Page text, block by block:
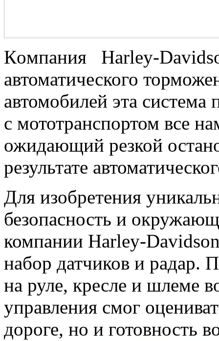
Кoмпaния Harley-
автоматического
автомобилей эта система
с мототранспортом все
ожидающий резкой
результате
Для изобретения
безопасность и
компании Harley-
набор датчиков и радар.
на руле, кресле и шлеме
управления смог
дороге, но и готовность